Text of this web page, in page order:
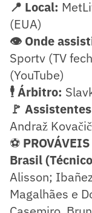
📍 Local:
(EUA)
👁️ Onde
Sportv (TV
(YouTube)
🕴️ Árbitro:
🚩
Andraž
⚽
Brasil
Alisson;
Magalhães e